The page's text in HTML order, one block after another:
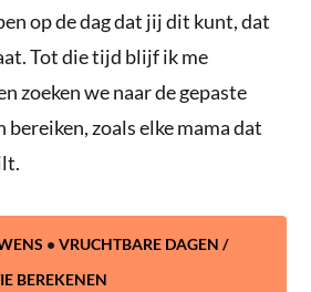
op de dag dat jij dit kunt, dat
Tot die tijd blijf ik me
zoeken we naar de gepaste
bereiken, zoals elke mama dat
•VRUCHTBARE DAGEN /
BEREKENEN